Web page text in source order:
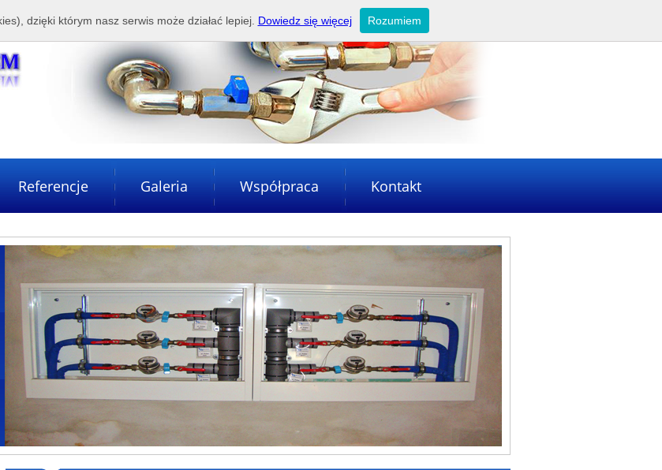
Referencje Galeria Współpraca Kontakt
dzięki którym nasz serwis może działać lepiej. Dowiedz się więcej Rozumiem